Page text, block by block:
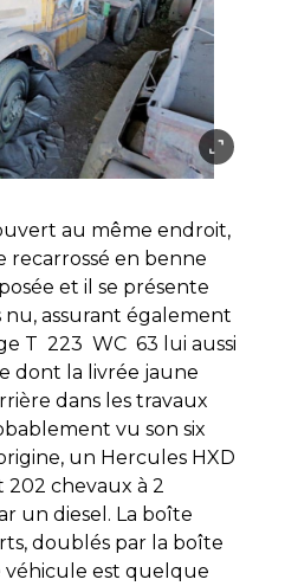
au même endroit,
recarrossé en benne
et il se présente
nu, assurant également
T 223 WC 63 lui aussi
dont la livrée jaune
dans les travaux
vu son six
un Hercules HXD
202 chevaux à 2
un diesel. La boîte
doublés par la boîte
véhicule est quelque